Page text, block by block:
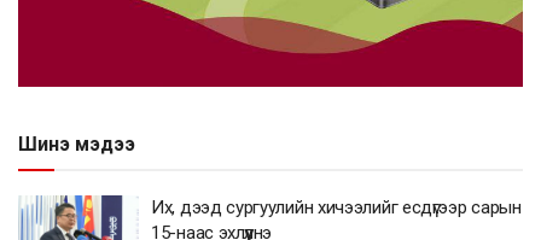
Шинэ мэдээ
Их, дээд сургуулийн хичээлийг есдүгээр сарын
15-наас эхлүүлнэ